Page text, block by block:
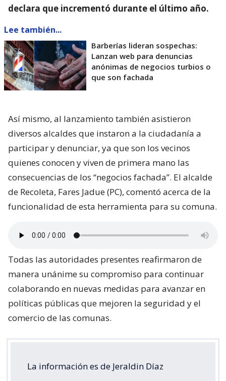
declara que incrementó durante el último año.
Lee también...
Barberías lideran sospechas:
Lanzan web para denuncias
anónimas de negocios turbios o
que son fachada
Así mismo, al lanzamiento también asistieron
diversos alcaldes que instaron a la ciudadanía a
participar y denunciar, ya que son los vecinos
quienes conocen y viven de primera mano las
consecuencias de los “negocios fachada”. El alcalde
de Recoleta, Fares Jadue (PC), comentó acerca de la
funcionalidad de esta herramienta para su comuna.
Todas las autoridades presentes reafirmaron de
manera unánime su compromiso para continuar
colaborando en nuevas medidas para avanzar en
políticas públicas que mejoren la seguridad y el
comercio de las comunas.
La información es de Jeraldin Díaz